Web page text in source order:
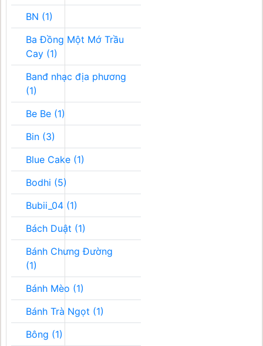
BN (1)
Ba Đồng Một Mớ Trầu
Cay (1)
Banđ nhạc địa phương
(1)
Be Be (1)
Bin (3)
Blue Cake (1)
Bodhi (5)
Bubii_04 (1)
Bách Duật (1)
Bánh Chưng Đường
(1)
Bánh Mèo (1)
Bánh Trà Ngọt (1)
Bông (1)